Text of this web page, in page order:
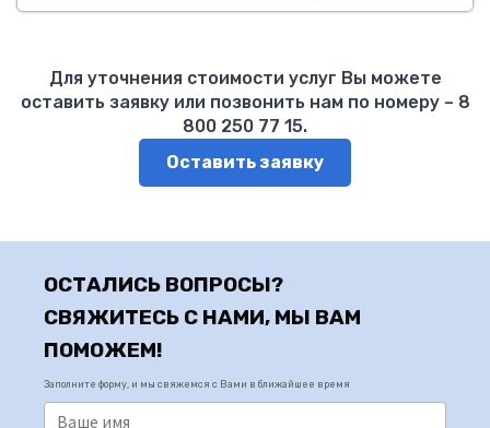
Для уточнения стоимости услуг Вы можете
оставить заявку или позвонить нам по номеру – 8
800 250 77 15.
Оставить заявку
ОСТАЛИСЬ ВОПРОСЫ?
СВЯЖИТЕСЬ С НАМИ, МЫ ВАМ
ПОМОЖЕМ!
Заполните форму, и мы свяжемся с Вами в ближайшее время